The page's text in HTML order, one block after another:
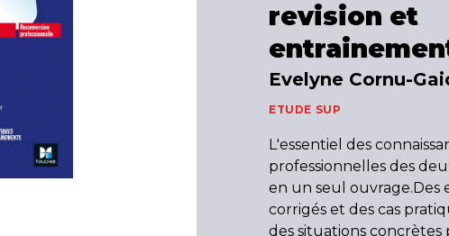
revision et
Evelyne Cornu-
ETUDE SUP
L'essentiel des
professionnelles des
en un seul ouvrage.Des
corrigés et des cas
des situations concrètes